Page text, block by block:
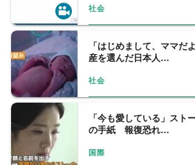
社会
「はじめまして、ママ
産を選んだ日本人…
社会
「今も愛している」スト
の手紙 報復恐れ…
国際